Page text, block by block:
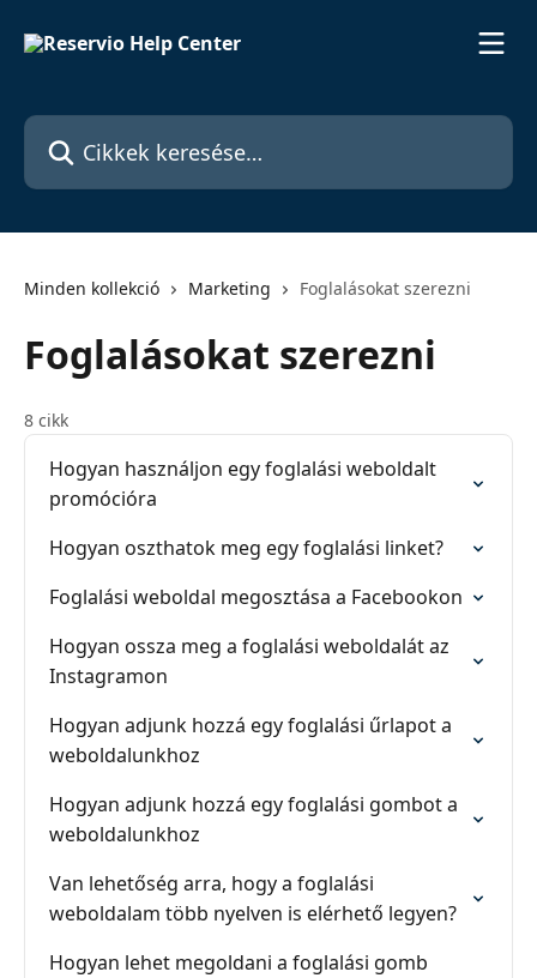
Cikkek keresése…
Minden kollekció Marketing Foglalásokat szerezni
Foglalásokat szerezni
8 cikk
Hogyan használjon egy foglalási weboldalt
promócióra
Hogyan oszthatok meg egy foglalási linket?
Foglalási weboldal megosztása a Facebookon
Hogyan ossza meg a foglalási weboldalát az
Instagramon
Hogyan adjunk hozzá egy foglalási űrlapot a
weboldalunkhoz
Hogyan adjunk hozzá egy foglalási gombot a
weboldalunkhoz
Van lehetőség arra, hogy a foglalási
weboldalam több nyelven is elérhető legyen?
Hogyan lehet megoldani a foglalási gomb